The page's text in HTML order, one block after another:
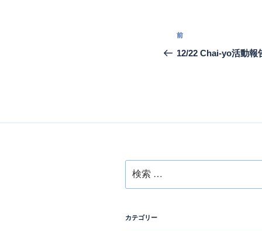
投
稿
シ
過
去
前
12/22 Chai-yo活動報
索:
カテゴリー